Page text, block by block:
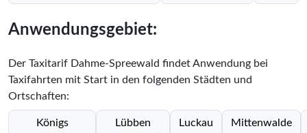
Anwendungsgebiet:
Der Taxitarif Dahme-Spreewald findet Anwendung bei
Taxifahrten mit Start in den folgenden Städten und
Ortschaften:
Königs
Lübben
Luckau Mittenwalde